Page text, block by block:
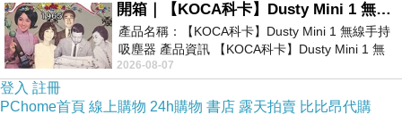
其實這是卡托的key.
S9+這一隻有送保護套，裝下去是剛剛好，
就算是全版螢幕保護貼也不會卡邊。
開箱｜【KOCA科卡】Dusty Mini 1 無線手持吸塵器
產品名稱：【KOCA科卡】Dusty Mini 1 無線手持
吸塵器 產品資訊 【KOCA科卡】Dusty Mini 1 無
線手持吸塵器評語： 能吸、能吹兼具兩
2026-08-07
登入 註冊
PChome首頁 線上購物 24h購物 書店 露天拍賣 比比昂代購